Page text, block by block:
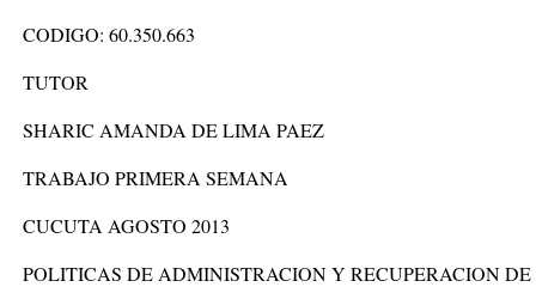
CODIGO: 60.350.663
TUTOR
SHARIC AMANDA DE LIMA PAEZ
TRABAJO PRIMERA SEMANA
CUCUTA AGOSTO 2013
POLITICAS DE ADMINISTRACION Y RECUPERACION